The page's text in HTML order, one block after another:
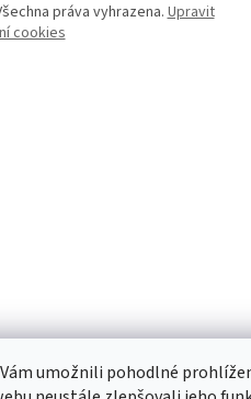
umožnili pohodlné
práva vyhrazena.Upravit
cookies